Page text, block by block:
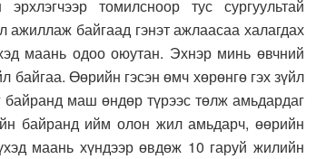
томилсноор тус сургуультай
байгаад гэнэт ажлаасаа халагдах
маань одоо оюутан. Эхнэр минь өвчний
байгаа. Өөрийн гэсэн өмч хөрөнгө гэх зүйл
маш өндөр түрээс төлж амьдардаг
байранд ийм олон жил амьдарч, өөрийн
маань хүндээр өвдөж 10 гаруй жилийн